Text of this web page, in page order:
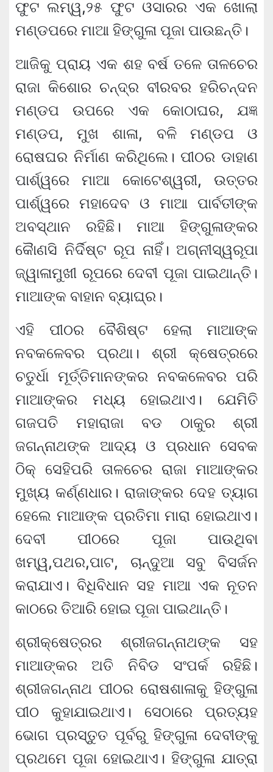
ଫୁଟ ଲମ୍ୱ,୨୫ ଫୁଟ ଓସାରର ଏକ ଖୋଲା
ମଣ୍ଡପରେ ମାଆ ହିଙ୍ଗୁଳା ପୂଜା ପାଉଛନ୍ତି।
ଆଜିକୁ ପ୍ରାୟ ଏକ ଶହ ବର୍ଷ ତଳେ ତାଳଚେର
ରାଜା କିଶୋର ଚନ୍ଦ୍ର ବୀରବର ହରିଚନ୍ଦନ
ମଣ୍ଡପ ଉପରେ ଏକ କୋଠାଘର, ଯଜ୍ଞ
ମଣ୍ଡପ, ମୁଖ ଶାଳା, ବଳି ମଣ୍ଡପ ଓ
ରୋଷଘର ନିର୍ମାଣ କରିଥିଲେ। ପୀଠର ଡାହାଣ
ପାର୍ଶ୍ୱରେ ମାଆ କୋଟେଶ୍ୱରୀ, ଉତ୍ତର
ପାର୍ଶ୍ୱରେ ମହାଦେବ ଓ ମାଆ ପାର୍ବତୀଙ୍କ
ଅବସ୍ଥାନ ରହିଛି। ମାଆ ହିଙ୍ଗୁଳାଙ୍କର
କୈାଣସି ନିର୍ଦିଷ୍ଟ ରୂପ ନାହିଁ। ଅଗ୍ନୀସ୍ୱରୂପା
ଜ୍ୱାଳାମୁଖୀ ରୂପରେ ଦେବୀ ପୂଜା ପାଇଥାନ୍ତି।
ମାଆଙ୍କ ବାହାନ ବ୍ୟାଘ୍ର।
ଏହି ପୀଠର ବୈଶିଷ୍ଟ ହେଲା ମାଆଙ୍କ
ନବକଳେବର ପ୍ରଥା। ଶ୍ରୀ କ୍ଷେତ୍ରରେ
ଚତୁର୍ଧା ମୂର୍ତ୍ତିମାନଙ୍କର ନବକଳେବର ପରି
ମାଆଙ୍କର ମଧ୍ୟ ହୋଇଥାଏ। ଯେମିତି
ଗଜପତି ମହାରାଜା ବଡ ଠାକୁର ଶ୍ରୀ
ଜଗନ୍ନାଥଙ୍କ ଆଦ୍ୟ ଓ ପ୍ରଧାନ ସେବକ
ଠିକ୍‍ ସେହିପରି ତାଳଚେର ରାଜା ମାଆଙ୍କର
ମୁଖ୍ୟ କର୍ଣ୍ଣଧାର। ରାଜାଙ୍କର ଦେହ ତ୍ୟାଗ
ହେଲେ ମାଆଙ୍କ ପ୍ରତିମା ମାରା ହୋଇଥାଏ।
ଦେବୀ ପୀଠରେ ପୂଜା ପାଉଥିବା
ଖମ୍ୱ,ପଥର,ପାଟ, ଚାନ୍ଦୁଆ ସବୁ ବିସର୍ଜନ
କରାଯାଏ। ବିଧିବିଧାନ ସହ ମାଆ ଏକ ନୂତନ
କାଠରେ ତିଆରି ହୋଇ ପୂଜା ପାଇଥାନ୍ତି।
ଶ୍ରୀକ୍ଷେତ୍ରର ଶ୍ରୀଜଗନ୍ନାଥଙ୍କ ସହ
ମାଆଙ୍କର ଅତି ନିବିଡ ସଂପର୍କ ରହିଛି।
ଶ୍ରୀଜଗନ୍ନାଥ ପୀଠର ରୋଷଶାଳାକୁ ହିଙ୍ଗୁଳା
ପୀଠ କୁହାଯାଇଥାଏ। ସେଠାରେ ପ୍ରତ୍ୟହ
ଭୋଗ ପ୍ରସ୍ତୁତ ପୂର୍ବରୁ ହିଙ୍ଗୁଳା ଦେବୀଙ୍କୁ
ପ୍ରଥମେ ପୂଜା ହୋଇଥାଏ। ହିଙ୍ଗୁଳା ଯାତ୍ରା